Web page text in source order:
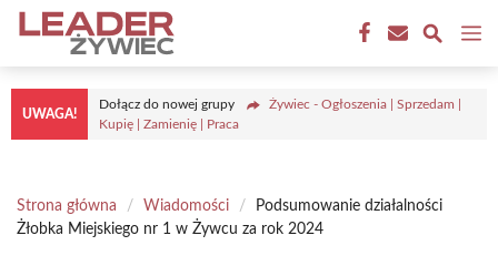
Przejdź
treści
UWAGA!
Dołącz do nowej grupy
Żywiec - Ogłoszenia | Sprzedam |
Kupię | Zamienię | Praca
Strona główna / Wiadomości /
Podsumowanie działalności
Żłobka Miejskiego nr 1 w Żywcu za rok 2024